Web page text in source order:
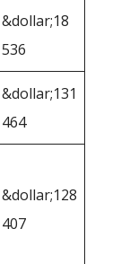
&dollar;18
536
&dollar;131
464
&dollar;128
407